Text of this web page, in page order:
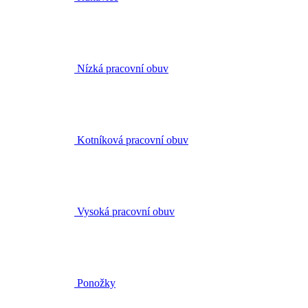
Nízká pracovní obuv
Kotníková pracovní obuv
Vysoká pracovní obuv
Ponožky